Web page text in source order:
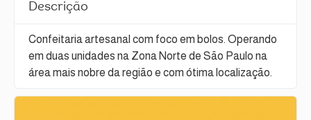
Descrição
Confeitaria artesanal com foco em bolos. Operando
em duas unidades na Zona Norte de São Paulo na
área mais nobre da região e com ótima localização.